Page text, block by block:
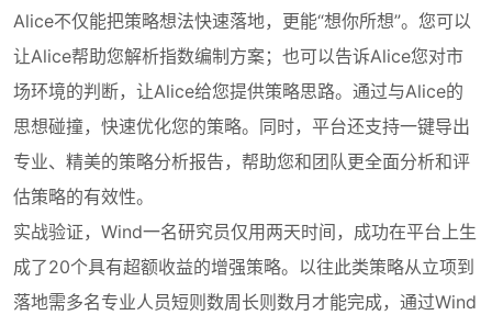
Alice不仅能把策略想法快速落地，更能“想你所想”。您可以
让Alice帮助您解析指数编制方案；也可以告诉Alice您对市
场环境的判断，让Alice给您提供策略思路。通过与Alice的
思想碰撞，快速优化您的策略。同时，平台还支持一键导出
专业、精美的策略分析报告，帮助您和团队更全面分析和评
估策略的有效性。
实战验证，Wind一名研究员仅用两天时间，成功在平台上生
成了20个具有超额收益的增强策略。以往此类策略从立项到
落地需多名专业人员短则数周长则数月才能完成，通过Wind